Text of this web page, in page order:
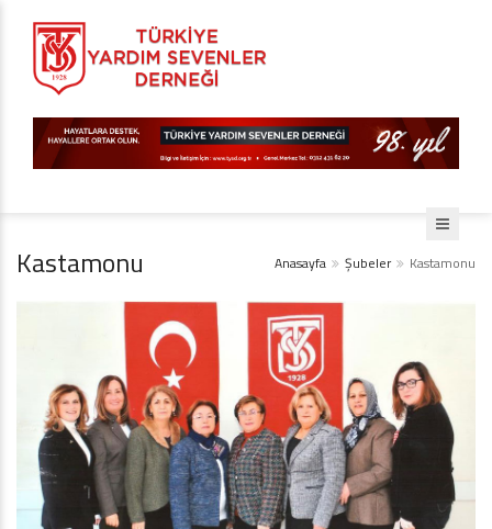
Kastamonu Anasayfa Şubeler Kastamonu